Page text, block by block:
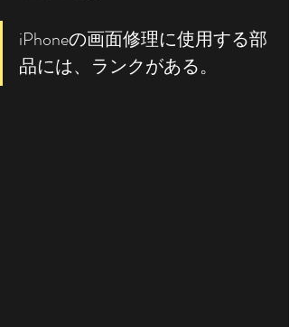
iPhoneの画面修理に使用する部
品には、ランクがある。